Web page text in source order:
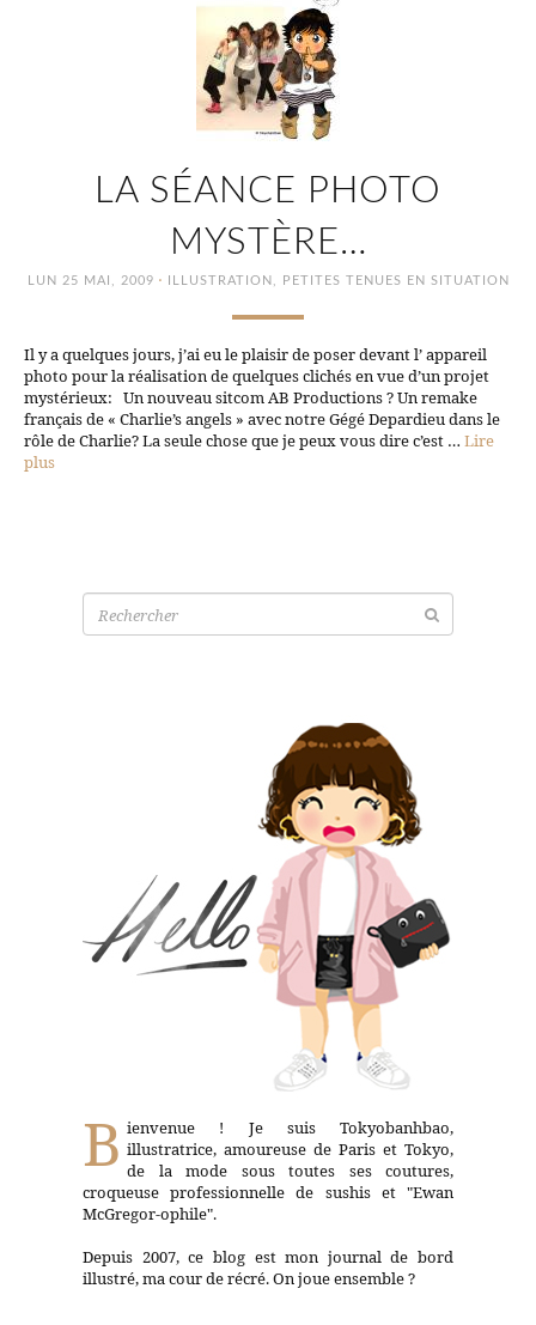
LA SÉANCE PHOTO
MYSTÈRE…
LUN 25 MAI, 2009 · ILLUSTRATION PETITES TENUES EN SITUATION
Il y a quelques jours, j’ai eu le plaisir de poser devant l’ appareil
photo pour la réalisation de quelques clichés en vue d’un projet
mystérieux: Un nouveau sitcom AB Productions ? Un remake
français de « Charlie’s angels » avec notre Gégé Depardieu dans le
rôle de Charlie? La seule chose que je peux vous dire c’est … Lire
plus
Recherche
pour:
B ienvenue ! Je suis Tokyobanhbao,
illustratrice, amoureuse de Paris et Tokyo,
de la mode sous toutes ses coutures,
croqueuse professionnelle de sushis et "Ewan
McGregor-ophile".
Depuis 2007, ce blog est mon journal de bord
illustré, ma cour de récré. On joue ensemble ?